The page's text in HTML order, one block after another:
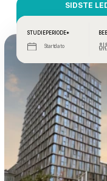
SIDSTE
STUDIEPERIODE*
Startdato